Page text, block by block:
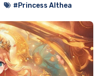
#Princess Althea